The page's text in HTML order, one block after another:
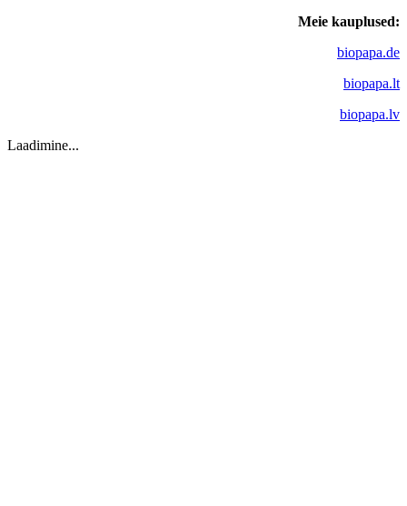
Meie kauplused:
biopapa.de
biopapa.lt
biopapa.lv
Laadimine...